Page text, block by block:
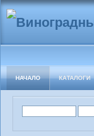
НАЧАЛО КАТАЛОГИ